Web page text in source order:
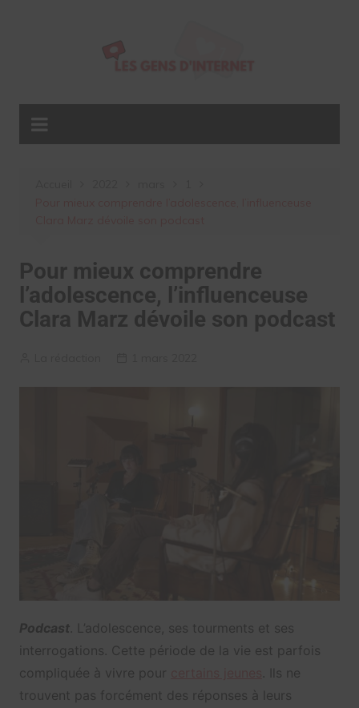
Pour mieux comprendre
l’adolescence, l’influenceuse
Clara Marz dévoile son podcast
Podcast. L’adolescence, ses tourments et ses
interrogations. Cette période de la vie est parfois
compliquée à vivre pour
. Ils ne
trouvent pas forcément des réponses à leurs